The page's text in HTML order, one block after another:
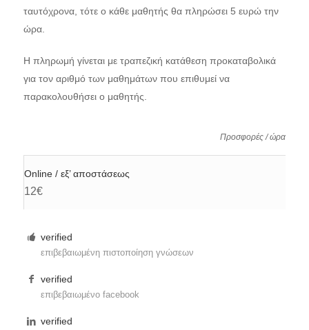
ταυτόχρονα, τότε ο κάθε μαθητής θα πληρώσει 5 ευρώ την
ώρα.
Η πληρωμή γίνεται με τραπεζική κατάθεση προκαταβολικά
για τον αριθμό των μαθημάτων που επιθυμεί να
παρακολουθήσει ο μαθητής.
Προσφορές / ώρα
Online / εξ’ αποστάσεως
12€
verified
επιβεβαιωμένη πιστοποίηση γνώσεων
verified
επιβεβαιωμένο facebook
verified